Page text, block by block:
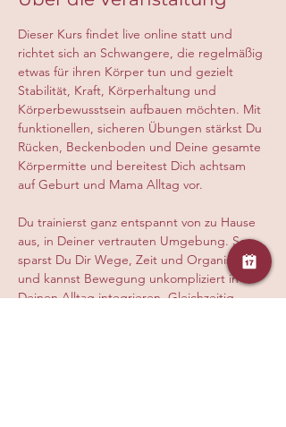
Dieser Kurs findet live online statt und
richtet sich an Schwangere, die regelmäßig
etwas für ihren Körper tun und gezielt
Stabilität, Kraft, Körperhaltung und
Körperbewusstsein aufbauen möchten. Mit
funktionellen, sicheren Übungen stärkst Du
Rücken, Beckenboden und Deine gesamte
Körpermitte und bereitest Dich achtsam
auf Geburt und Mama Alltag vor.
Du trainierst ganz entspannt von zu Hause
aus, in Deiner vertrauten Umgebung. So
sparst Du Dir Wege, Zeit und Organisation
und kannst Bewegung unkompliziert in
Deinen Alltag integrieren. Gleichzeitig